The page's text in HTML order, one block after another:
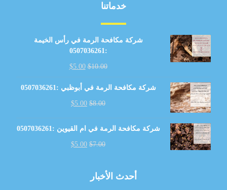
خدماتنا
شركة مكافحة الرمة في رأس الخيمة
:0507036261
$10.00
$5.00
شركة مكافحة الرمة في أبوظبي :0507036261
$8.00
$5.00
شركة مكافحة الرمة في ام القيوين :0507036261
$7.00
$5.00
أحدث الأخبار